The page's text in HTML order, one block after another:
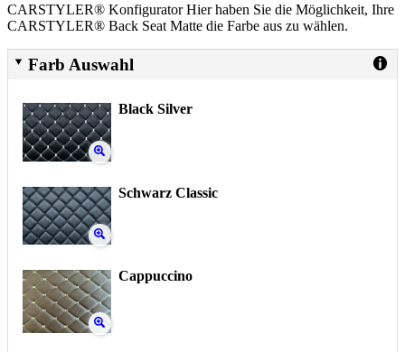
CARSTYLER® Konfigurator Hier haben Sie die Möglichkeit, Ihre
CARSTYLER® Back Seat Matte die Farbe aus zu wählen.
Farb Auswahl
Black Silver
Schwarz Classic
Cappuccino